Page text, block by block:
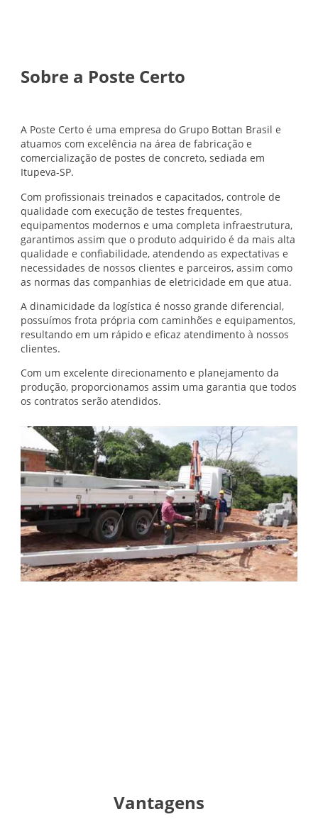
Sobre a Poste Certo
A Poste Certo é uma empresa do Grupo Bottan Brasil e
atuamos com excelência na área de fabricação e
comercialização de postes de concreto, sediada em
Itupeva-SP.
Com profissionais treinados e capacitados, controle de
qualidade com execução de testes frequentes,
equipamentos modernos e uma completa infraestrutura,
garantimos assim que o produto adquirido é da mais alta
qualidade e confiabilidade, atendendo as expectativas e
necessidades de nossos clientes e parceiros, assim como
as normas das companhias de eletricidade em que atua.
A dinamicidade da logística é nosso grande diferencial,
possuímos frota própria com caminhões e equipamentos,
resultando em um rápido e eficaz atendimento à nossos
clientes.
Com um excelente direcionamento e planejamento da
produção, proporcionamos assim uma garantia que todos
os contratos serão atendidos.
Vantagens